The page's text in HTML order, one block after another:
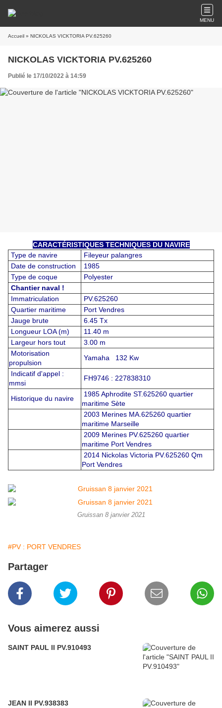
MENU
Accueil » NICKOLAS VICKTORIA PV.625260
NICKOLAS VICKTORIA PV.625260
Publié le 17/10/2022 à 14:59
CARACTÉRISTIQUES TECHNIQUES DU NAVIRE
Type de navire
Fileyeur palangres
Date de construction
1985
Type de coque
Polyester
Chantier naval !
Immatriculation
PV.625260
Quartier maritime
Port Vendres
Jauge brute
6.45 Tx
Longueur LOA (m)
11.40 m
Largeur hors tout
3.00 m
Motorisation
propulsion
Yamaha 132 Kw
Indicatif d'appel :
mmsi
FH9746 : 227838310
Historique du navire
1985 Aphrodite ST.625260 quartier
maritime Sète
2003 Merines MA.625260 quartier
maritime Marseille
2009 Merines PV.625260 quartier
maritime Port Vendres
2014 Nickolas Victoria PV.625260 Qm
Port Vendres
Gruissan 8 janvier 2021
#PV : PORT VENDRES
Partager
Vous aimerez aussi
SAINT PAUL II PV.910493
JEAN II PV.938383